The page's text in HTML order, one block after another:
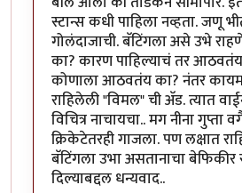
स्टान्स कधी पाहिला नव्हता. जणू
गोलंदाजाची. बॅटिंगला असे उभे
का? कारण पाहिल्याचं तर
कोणाला आठवतंय का? नंतर
राहिलेली "विमल" ची अ‍ॅड. त्यात
विचित्र नाचायचा.. मग नीना गुप्ता
क्रिकेटेतरही गाजला. पण लक्षात
बॅटिंगला उभा असतानाचा
दिल्याबद्दल धन्यवाद..